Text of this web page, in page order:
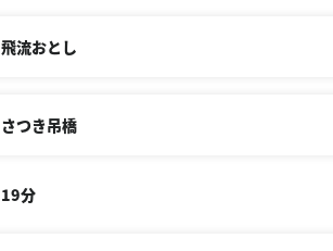
飛流おとし
さつき吊橋
19分